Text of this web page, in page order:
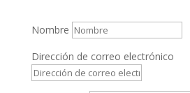
Nombre
Dirección de correo electrónico